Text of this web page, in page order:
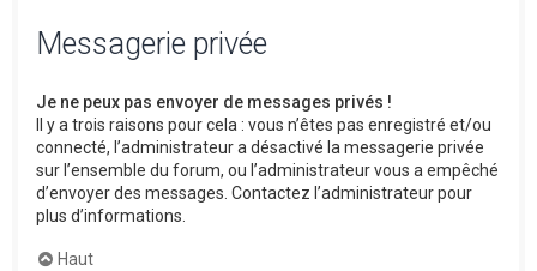
Messagerie privée
Je ne peux pas envoyer de messages privés !
Il y a trois raisons pour cela : vous n’êtes pas enregistré et/ou
connecté, l’administrateur a désactivé la messagerie privée
sur l’ensemble du forum, ou l’administrateur vous a empêché
d’envoyer des messages. Contactez l’administrateur pour
plus d’informations.
Haut